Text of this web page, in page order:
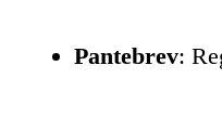
Pantebrev: